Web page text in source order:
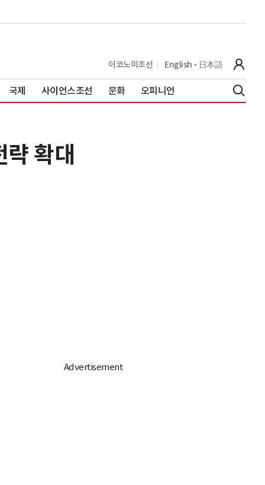
이코노미조선 English 日本語
국제 사이언스조선 문화 오피니언
확대